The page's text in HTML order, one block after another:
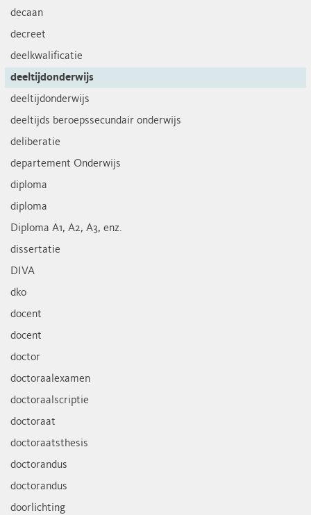
decaan
decreet
deelkwalificatie
deeltijdonderwijs
deeltijdonderwijs
deeltijds beroepssecundair onderwijs
deliberatie
departement Onderwijs
diploma
diploma
Diploma A1, A2, A3, enz.
dissertatie
DIVA
dko
docent
docent
doctor
doctoraalexamen
doctoraalscriptie
doctoraat
doctoraatsthesis
doctorandus
doctorandus
doorlichting